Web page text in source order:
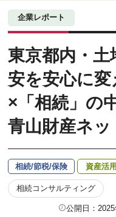
企業レポート
東京都内・
安を安心に変
×「相続」の
青山財産ネ
相続/節税/保険 資産活
相続コンサルティング
公開日：2025